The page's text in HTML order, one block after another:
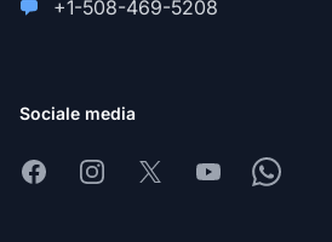
+1-508-469-5208
Sociale media
FacebookInstagram
X YoutubeWhatsapp